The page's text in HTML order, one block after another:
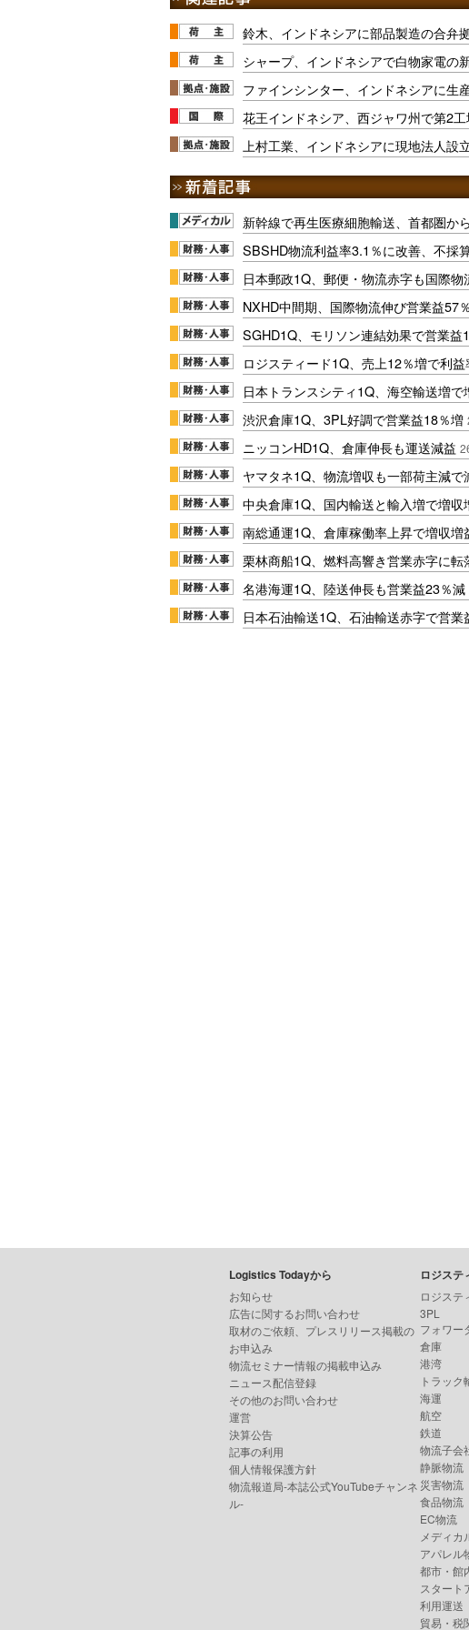
鈴木、インドネシアに部品製造の合弁
シャープ、インドネシアで白物家電の
ファインシンター、インドネシアに生
花王インドネシア、西ジャワ州で第2
上村工業、インドネシアに現地法人設
新幹線で再生医療細胞輸送、首都圏か
SBSHD物流利益率3.1％に改善、不採
日本郵政1Q、郵便・物流赤字も国際物
NXHD中間期、国際物流伸び営業益57
SGHD1Q、モリソン連結効果で営業益
ロジスティード1Q、売上12％増で利
日本トランスシティ1Q、海空輸送増で
渋沢倉庫1Q、3PL好調で営業益18％増
ニッコンHD1Q、倉庫伸長も運送減益
ヤマタネ1Q、物流増収も一部荷主減で
中央倉庫1Q、国内輸送と輸入増で増収
南総通運1Q、倉庫稼働率上昇で増収増
栗林商船1Q、燃料高響き営業赤字に転
名港海運1Q、陸送伸長も営業益23％減
日本石油輸送1Q、石油輸送赤字で営業
Logistics Todayから
お知らせ
広告に関するお問い合わせ
取材のご依頼、プレスリリース掲載の
お申込み
物流セミナー情報の掲載申込み
ニュース配信登録
その他のお問い合わせ
運営
決算公告
記事の利用
個人情報保護方針
物流報道局-本誌公式YouTubeチャンネ
ル-
ロジステ
ロジステ
3PL
フォワー
倉庫
港湾
トラック
海運
航空
鉄道
物流子会
静脈物流
災害物流
食品物流
EC物流
メディカ
アパレル
都市・館
スタート
利用運送
貿易・税